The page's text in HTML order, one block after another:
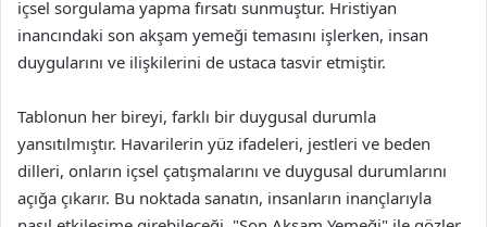
içsel sorgulama yapma fırsatı sunmuştur. Hristiyan
inancındaki son akşam yemeği temasını işlerken, insan
duygularını ve ilişkilerini de ustaca tasvir etmiştir.
Tablonun her bireyi, farklı bir duygusal durumla
yansıtılmıştır. Havarilerin yüz ifadeleri, jestleri ve beden
dilleri, onların içsel çatışmalarını ve duygusal durumlarını
açığa çıkarır. Bu noktada sanatın, insanların inançlarıyla